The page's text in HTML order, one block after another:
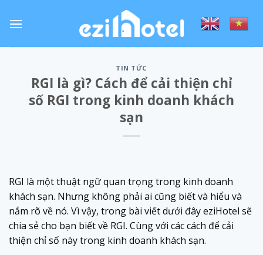
TIN TỨC
RGI là gì? Cách để cải thiện chỉ
số RGI trong kinh doanh khách
sạn
RGI là một thuật ngữ quan trọng trong kinh doanh
khách sạn. Nhưng không phải ai cũng biết và hiểu và
nắm rõ về nó. Vì vậy, trong bài viết dưới đây eziHotel sẽ
chia sẻ cho bạn biết về RGI. Cùng với các cách để cải
thiện chỉ số này trong kinh doanh khách sạn.